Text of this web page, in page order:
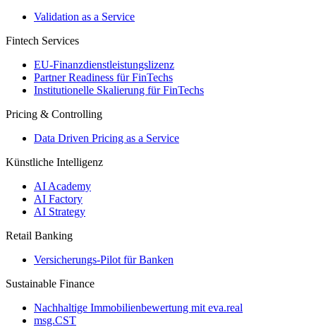
Validation as a Service
Fintech Services
EU-Finanzdienstleistungslizenz
Partner Readiness für FinTechs
Institutionelle Skalierung für FinTechs
Pricing & Controlling
Data Driven Pricing as a Service
Künstliche Intelligenz
AI Academy
AI Factory
AI Strategy
Retail Banking
Versicherungs-​Pilot für Banken
Sustainable Finance
Nachhaltige Immobilienbewertung mit eva.real
msg.CST